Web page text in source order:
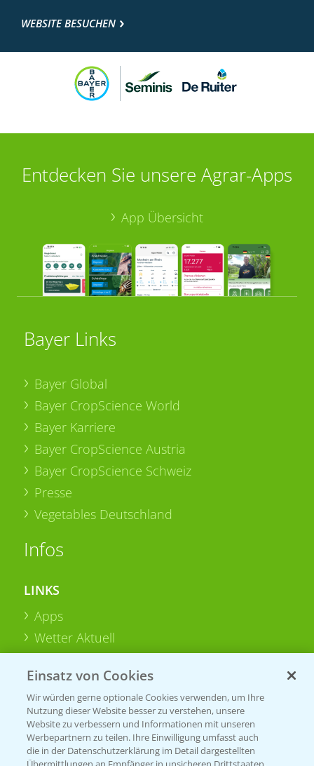
WEBSITE BESUCHEN
Entdecken Sie unsere Agrar-Apps
App Übersicht
Bayer Links
Bayer Global
Bayer CropScience World
Bayer Karriere
Bayer CropScience Austria
Bayer CropScience Schweiz
Presse
Vegetables Deutschland
Infos
LINKS
Apps
Wetter Aktuell
BROSCHÜREN
Ackerbau
Saatgut
Sonderkulturen
Einsatz von Cookies
Wir würden gerne optionale Cookies verwenden, um Ihre
Nutzung dieser Website besser zu verstehen, unsere
Website zu verbessern und Informationen mit unseren
Werbepartnern zu teilen. Ihre Einwilligung umfasst auch
die in der Datenschutzerklärung im Detail dargestellten